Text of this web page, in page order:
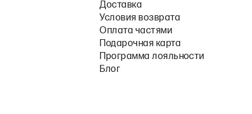
Доставка
Условия возврата
Оплата частями
Подарочная карта
Программа лояльности
Блог